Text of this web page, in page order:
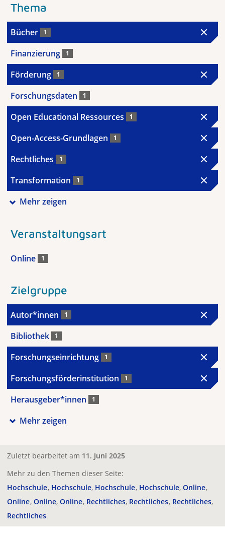
Thema
Bücher 1
Finanzierung 1
Förderung 1
Forschungsdaten 1
Open Educational Ressources 1
Open-Access-Grundlagen 1
Rechtliches 1
Transformation 1
Mehr zeigen
Veranstaltungsart
Online 1
Zielgruppe
Autor*innen 1
Bibliothek 1
Forschungseinrichtung 1
Forschungsförderinstitution 1
Herausgeber*innen 1
Mehr zeigen
Zuletzt bearbeitet am 11. Juni 2025
Mehr zu den Themen dieser Seite:
Hochschule Hochschule Hochschule Hochschule Online
Online Online Online Rechtliches Rechtliches Rechtliches
Rechtliches